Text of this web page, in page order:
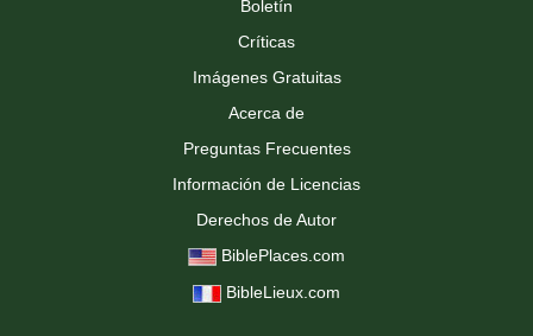
Boletín
Críticas
Imágenes Gratuitas
Acerca de
Preguntas Frecuentes
Información de Licencias
Derechos de Autor
BiblePlaces.com
BibleLieux.com